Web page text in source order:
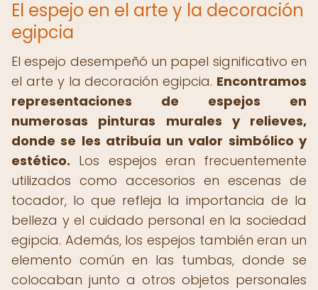
El espejo en el arte y la decoración
egipcia
El espejo desempeñó un papel significativo en
el arte y la decoración egipcia. Encontramos
representaciones de espejos en
numerosas pinturas murales y relieves,
donde se les atribuía un valor simbólico y
estético. Los espejos eran frecuentemente
utilizados como accesorios en escenas de
tocador, lo que refleja la importancia de la
belleza y el cuidado personal en la sociedad
egipcia. Además, los espejos también eran un
elemento común en las tumbas, donde se
colocaban junto a otros objetos personales